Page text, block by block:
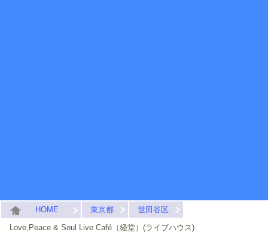
HOME 東京都
世田谷区
Love,Peace & Soul Live Café（経堂）(ライブハウス)